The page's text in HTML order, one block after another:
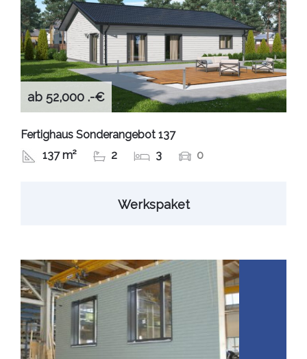
ab 52,000 .-€
Fertighaus Sonderangebot 137
137 m²
2 3 0
Werkspaket